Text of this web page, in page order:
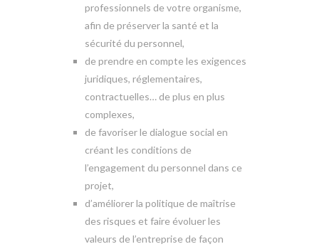
professionnels de votre organisme,
afin de préserver la santé et la
sécurité du personnel,
de prendre en compte les exigences
juridiques, réglementaires,
contractuelles… de plus en plus
complexes,
de favoriser le dialogue social en
créant les conditions de
l’engagement du personnel dans ce
projet,
d’améliorer la politique de maîtrise
des risques et faire évoluer les
valeurs de l’entreprise de façon